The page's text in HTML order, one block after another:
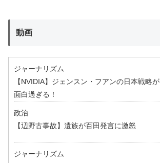
動画
ジャーナリズム
【NVIDIA】ジェンスン・フアンの日本戦略が
面白過ぎる！
政治
【辺野古事故】遺族が百田発言に激怒
ジャーナリズム